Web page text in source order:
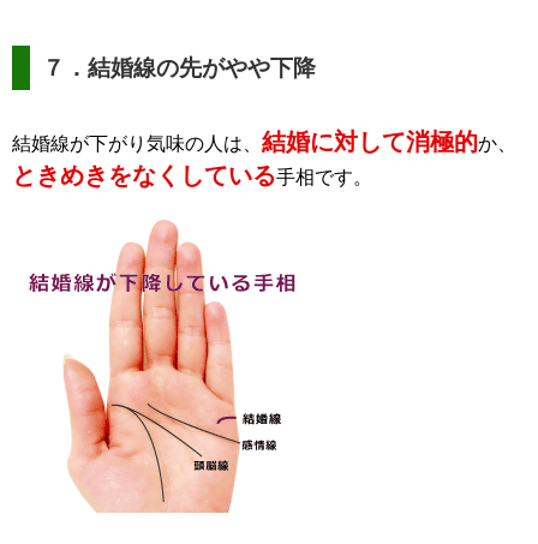
７．結婚線の先がやや下降
結婚線が下がり気味の人は、 結婚に対して消極的か、
ときめきをなくしている手相です。